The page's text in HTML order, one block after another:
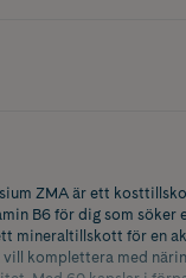
ZMA är ett
B6 för dig som
mineraltillskott för en
komplettera med